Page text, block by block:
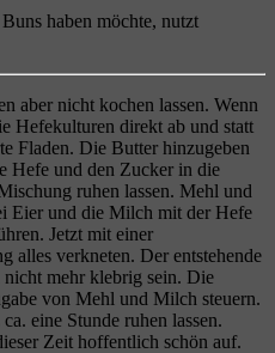
haben möchte, nutzt
aber nicht kochen lassen. Wenn
Hefekulturen direkt ab und statt
Fladen. Die Butter hinzugeben
Hefe und den Zucker in die
ruhen lassen. Mehl und
Eier und die Milch mit der Hefe
Jetzt mit einer
alles verkneten. Der entstehende
nicht mehr klebrig sein. Die
von Mehl und Milch steuern.
eine Stunde ruhen lassen.
Zeit hoffentlich schön auf.